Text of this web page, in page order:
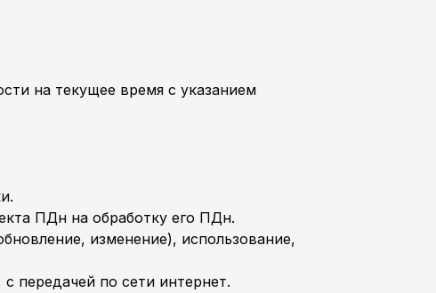
на текущее время с указанием
ПДн на обработку его ПДн.
изменение), использование,
передачей по сети интернет.